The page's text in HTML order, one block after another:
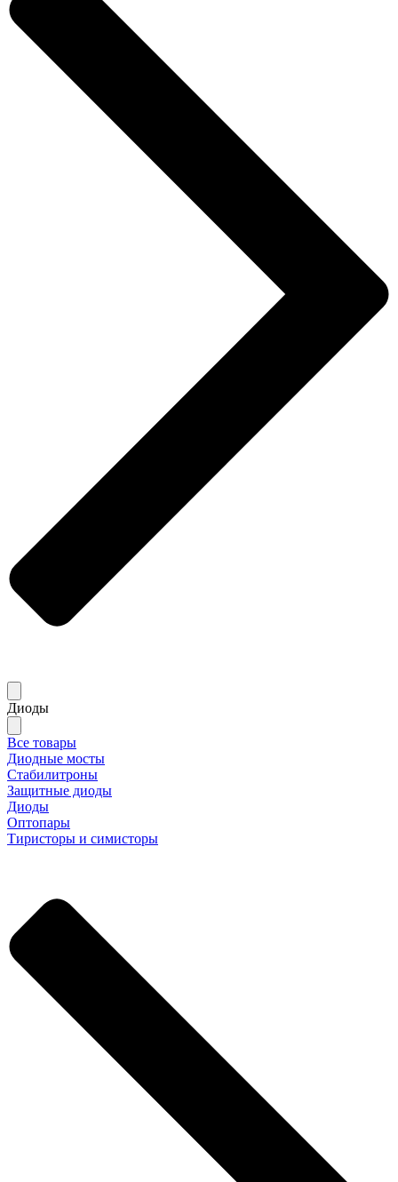
Диоды
Все товары
Диодные мосты
Стабилитроны
Защитные диоды
Диоды
Оптопары
Тиристоры и симисторы